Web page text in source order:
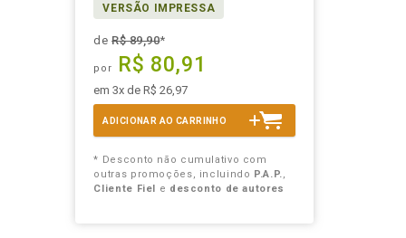
VERSÃO IMPRESSA
deR$ 89,90*
por R$ 80,91
em 3x de R$ 26,97
ADICIONAR AO CARRINHO
* Desconto não cumulativo com
outras promoções, incluindo P.A.P.,
Cliente Fiel e desconto de autores